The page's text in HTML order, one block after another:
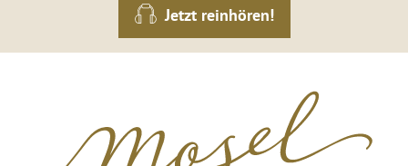
Jetzt reinhören!